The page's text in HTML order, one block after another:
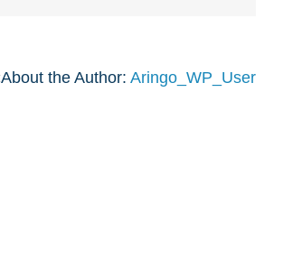
About the Author: Aringo_WP_User